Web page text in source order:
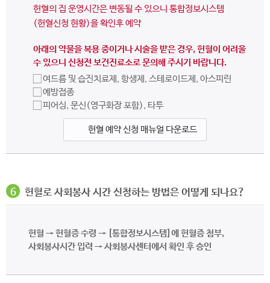
헌혈의 집 운영시간은 변동될 수 있으니 통합정보시스템
(헌혈신청 현황)을 확인후 예약
아래의 약물을 복용 중이거나 시술을 받은 경우, 헌혈이 어려울
수 있으니 신청전 보건진료소로 문의해 주시기 바랍니다.
☐ 여드름 및 습진치료제, 항생제, 스테로이드제, 아스피린
☐ 예방접종
☐ 피어싱, 문신(영구화장 포함), 타투
헌혈 예약 신청 매뉴얼 다운로드
6 헌혈로 사회봉사 시간 신청하는 방법은 어떻게 되나요?
헌혈 → 헌혈증 수령 → [통합정보시스템]에 헌혈증 첨부,
사회봉사시간 입력 → 사회봉사센터에서 확인 후 승인